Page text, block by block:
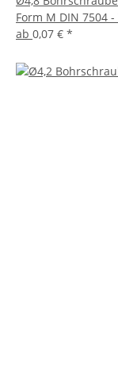
Form M DIN 7504
ab 0,07 € *